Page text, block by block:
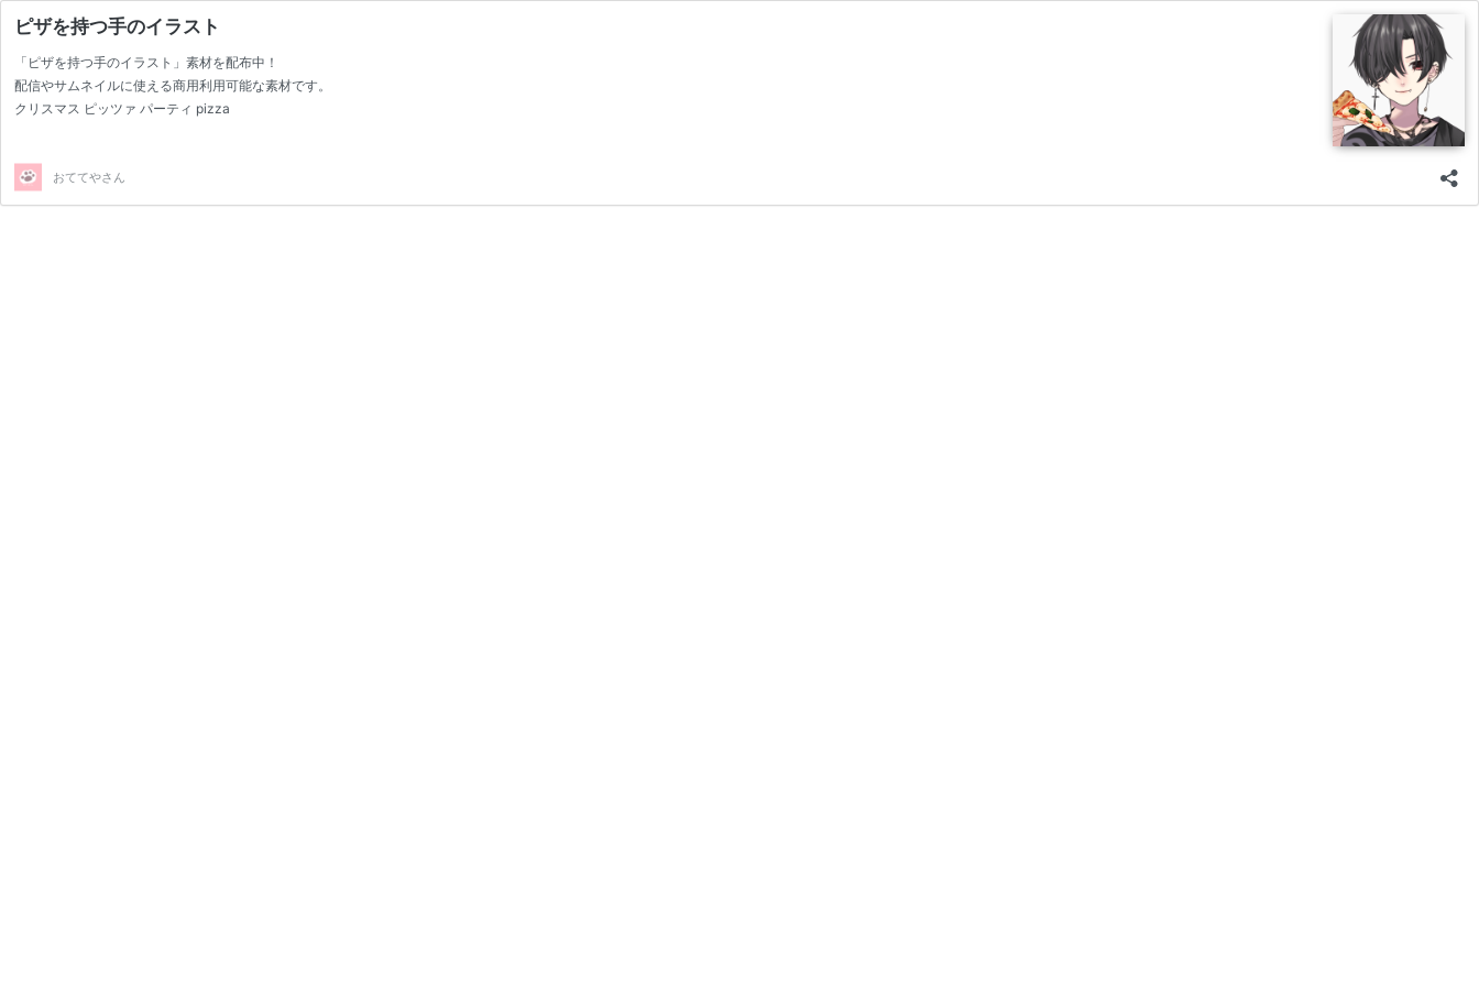
ピザを持つ手のイラスト
「ピザを持つ手のイラスト」素材を配布中！
配信やサムネイルに使える商用利用可能な素材です。
クリスマス ピッツァ パーティ pizza
おててやさん